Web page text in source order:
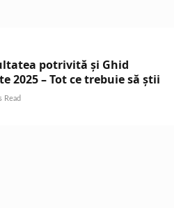
potrivită și Ghid
2025 – Tot ce trebuie să știi
Read